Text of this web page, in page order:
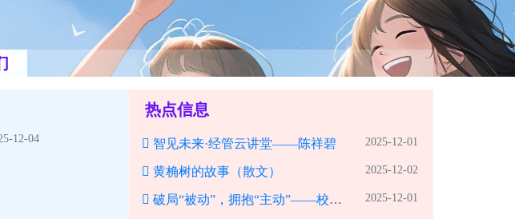
12-04
热点信息
智见未来·经管云讲堂——陈祥碧 2025-12-01
黄桷树的故事（散文） 2025-12-02
破局“被动”，拥抱“主动”——校园网站的转型之路与价值重构 2025-12-01